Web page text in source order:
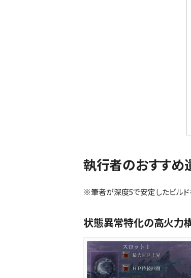
執行者のおすすめ
※筆者が深度5で安定したビルド
状態異常特化の高火力